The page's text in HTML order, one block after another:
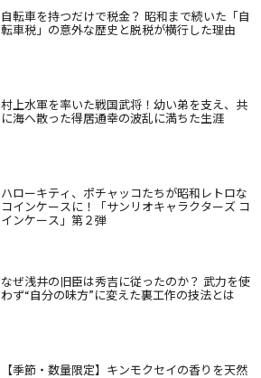
自転車を持つだけで税金？ 昭和まで続いた「自
転車税」の意外な歴史と脱税が横行した理由
村上水軍を率いた戦国武将！幼い弟を支え、共
に海へ散った得居通幸の波乱に満ちた生涯
ハローキティ、ポチャッコたちが昭和レトロな
コインケースに！「サンリオキャラクターズ コ
インケース」第２弾
なぜ浅井の旧臣は秀吉に従ったのか？ 武力を使
わず“自分の味方”に変えた裏工作の技法とは
【季節・数量限定】キンモクセイの香りを天然